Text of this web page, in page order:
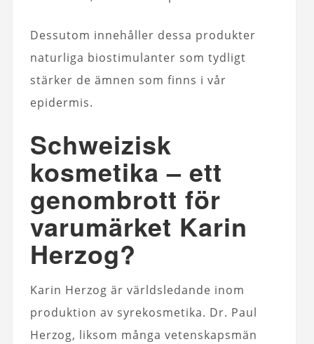
Dessutom innehåller dessa produkter
naturliga biostimulanter som tydligt
stärker de ämnen som finns i vår
epidermis.
Schweizisk
kosmetika – ett
genombrott för
varumärket Karin
Herzog?
Karin Herzog är världsledande inom
produktion av syrekosmetika. Dr. Paul
Herzog, liksom många vetenskapsmän